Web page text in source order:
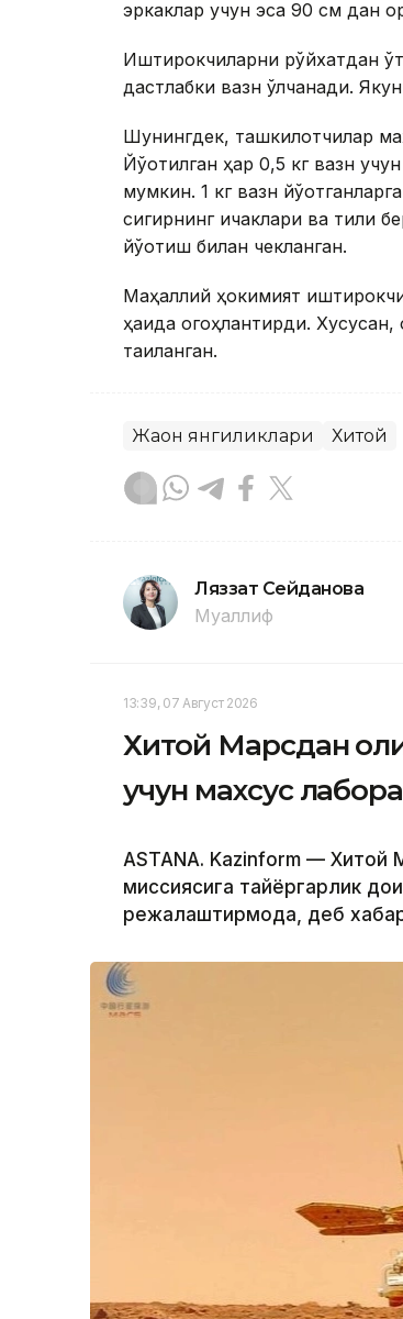
эркаклар учун эса 90 см дан
Иштирокчиларни рўйхатдан
дастлабки вазн ўлчанади.
Шунингдек, ташкилотчилар
Йўқотилган ҳар 0,5 кг вазн
мумкин. 1 кг вазн
сигирнинг ичаклари ва тили
йўқотиш билан чекланган.
Маҳаллий ҳокимият
ҳақида огоҳлантирди.
тақиқланган.
Жаҳон янгиликлари Хитой
Ляззат Сейданова
Муаллиф
13:39, 07 Август 2026
Хитой Марсдан
учун махсус
ASTANA. Kazinform — Хитой
миссиясига тайёргарлик
режалаштирмоқда, деб